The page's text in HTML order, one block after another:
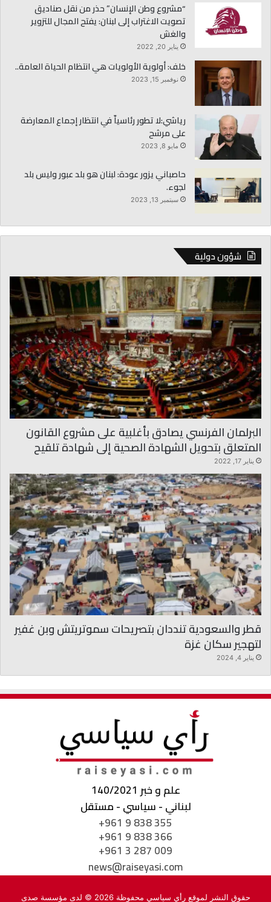
“مشروع وطن الإنسان” حذر من نقل صناديق
تصويت الاغتراب إلى لبنان: يفتح المجال للتزوير
والغش
يناير 20, 2022
خلف: أولوية الأولويات هي انتظام الحياة العامة..
نوفمبر 15, 2023
رياشي:لا تطور رئاسياّ في انتظار إجماع المعارضة
على مرشح
مايو 8, 2023
حاصباني يزور عودة: لبنان هو بلد عبور وليس بلد
لجوء.
سبتمبر 13, 2023
شؤون دولية
البرلمان الفرنسي يصادق بأغلبية على مشروع القانون
المتعلق بتحويل الشهادة الصحية إلى شهادة تلقيح
يناير 17, 2022
قطر والسعودية تنددان بتصريحات سموتريتش وبن غفير
لتهجير سكان غزة
يناير 4, 2024
علم و خبر 140/2021
لبناني - سياسي - مستقل
+961 9 838 355
+961 9 838 366
+961 3 287 009
news@raiseyasi.com
حقوق النشر لموقع رأي سياسي محفوظة 2026 © لدى مؤسسة صدى